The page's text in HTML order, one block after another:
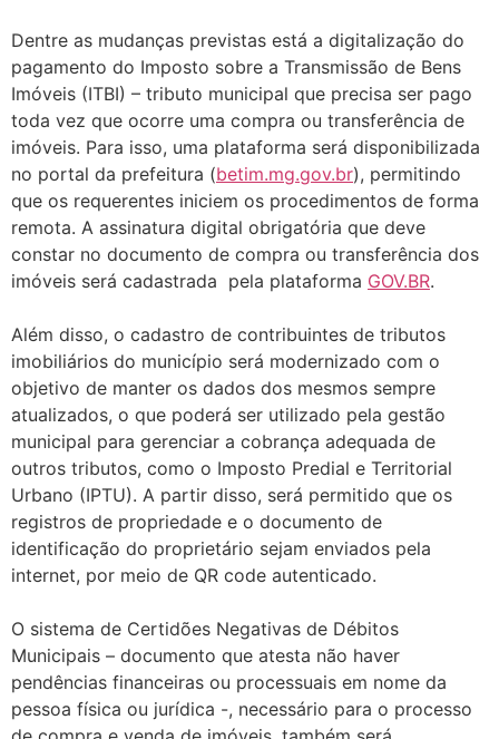
Dentre as mudanças previstas está a digitalização do
pagamento do Imposto sobre a Transmissão de Bens
Imóveis (ITBI) – tributo municipal que precisa ser pago
toda vez que ocorre uma compra ou transferência de
imóveis. Para isso, uma plataforma será disponibilizada
no portal da prefeitura (betim.mg.gov.br), permitindo
que os requerentes iniciem os procedimentos de forma
remota. A assinatura digital obrigatória que deve
constar no documento de compra ou transferência dos
imóveis será cadastrada pela plataforma GOV.BR.
Além disso, o cadastro de contribuintes de tributos
imobiliários do município será modernizado com o
objetivo de manter os dados dos mesmos sempre
atualizados, o que poderá ser utilizado pela gestão
municipal para gerenciar a cobrança adequada de
outros tributos, como o Imposto Predial e Territorial
Urbano (IPTU). A partir disso, será permitido que os
registros de propriedade e o documento de
identificação do proprietário sejam enviados pela
internet, por meio de QR code autenticado.
O sistema de Certidões Negativas de Débitos
Municipais – documento que atesta não haver
pendências financeiras ou processuais em nome da
pessoa física ou jurídica -, necessário para o processo